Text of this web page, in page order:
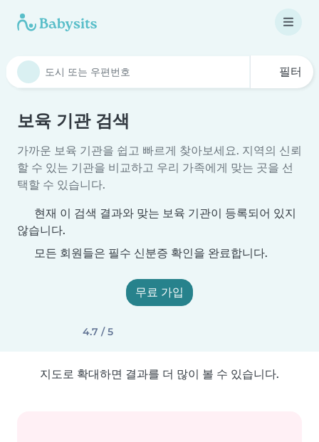
필터
보육 기관 검색
가까운 보육 기관을 쉽고 빠르게 찾아보세요. 지역의 신뢰
할 수 있는 기관을 비교하고 우리 가족에게 맞는 곳을 선
택할 수 있습니다.
현재 이 검색 결과와 맞는 보육 기관이 등록되어 있지
않습니다.
모든 회원들은 필수 신분증 확인을 완료합니다.
무료 가입
4.7 / 5
지도로 확대하면 결과를 더 많이 볼 수 있습니다.